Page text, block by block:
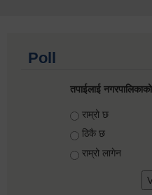
Poll
तपाईलाई
Choices
राम्रो छ
ठिकै छ
राम्रो लागेन